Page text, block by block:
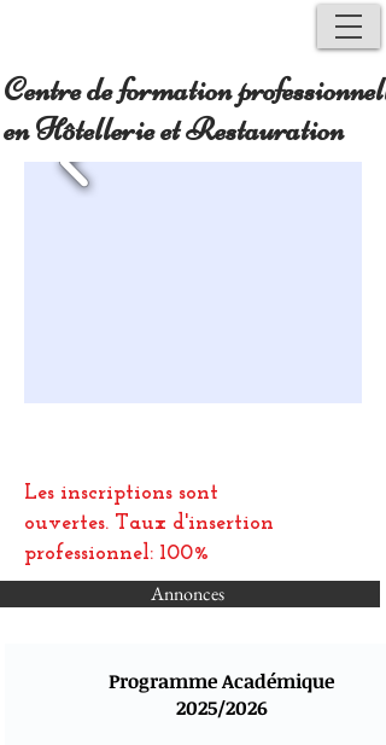
Centre de formation professionnelle
en Hôtellerie et Restauration
Annonces
Programme Académique
2025/2026
Les inscriptions sont
ouvertes. Taux d'insertion
professionnel: 100%